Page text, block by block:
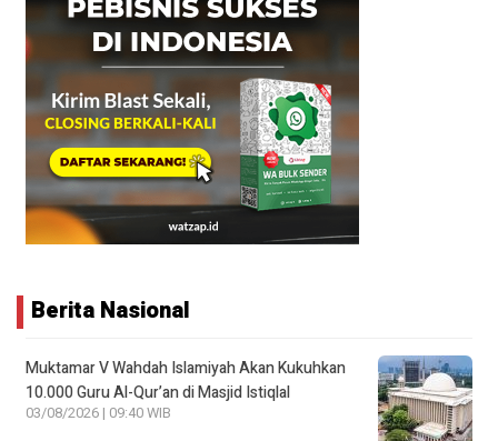
Berita Nasional
Muktamar V Wahdah Islamiyah Akan Kukuhkan
10.000 Guru Al-Qur’an di Masjid Istiqlal
03/08/2026 | 09:40 WIB